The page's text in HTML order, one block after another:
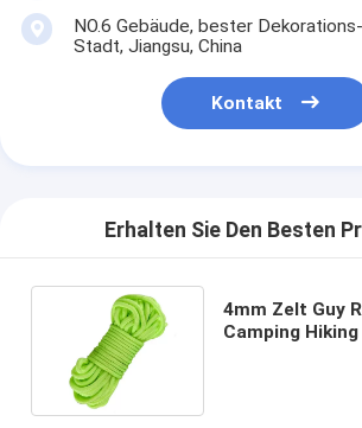
NO.6 Gebäude, bester
Stadt, Jiangsu, China
Kontakt
Erhalten Sie Den Besten
4mm Zelt Guy
Camping